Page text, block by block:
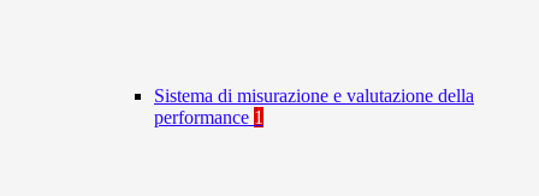
Sistema di misurazione e valutazione della
performance 1